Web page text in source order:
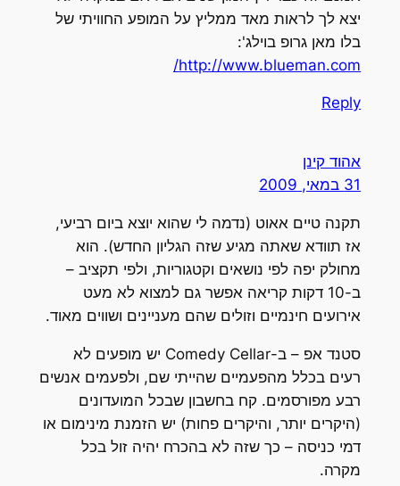
יצא לך לראות מאד ממליץ על המופע החוויתי של
בלו מאן גרופ בוילג':
http://www.blueman.com/
Reply
אהוד קינן
תקנה טיים אאוט (נדמה לי שהוא יוצא ביום רביעי,
אז תוודא שאתה מגיע שזה הגליון החדש). הוא
מחולק יפה לפי נושאים וקטגוריות, ולפי תקציב –
ב-10 דקות קריאה אפשר גם למצוא לא מעט
אירועים חינמיים וזולים שהם מעניינים ושווים מאוד.
סטנד אפ – ב-Comedy Cellar יש מופעים לא
רעים בכלל מהפעמיים שהייתי שם, ולפעמים אנשים
רבע מפורסמים. קח בחשבון שבכל המועדונים
(היקרים יותר, והיקרים פחות) יש הזמנת מינימום או
דמי כניסה – כך שזה לא בהכרח יהיה זול בכל
מקרה.